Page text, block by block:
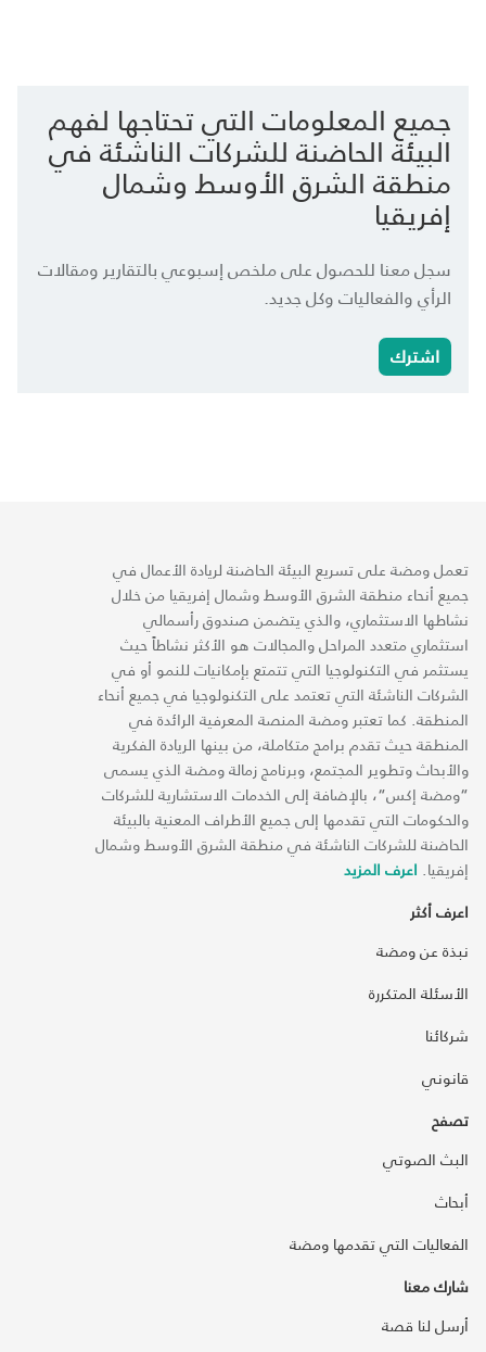
جميع المعلومات التي تحتاجها لفهم
البيئة الحاضنة للشركات الناشئة في
منطقة الشرق الأوسط وشمال
إفريقيا
سجل معنا للحصول على ملخص إسبوعي بالتقارير ومقالات
الرأي والفعاليات وكل جديد.
اشترك
تعمل ومضة على تسريع البيئة الحاضنة لريادة الأعمال في
جميع أنحاء منطقة الشرق الأوسط وشمال إفريقيا من خلال
نشاطها الاستثماري، والذي يتضمن صندوق رأسمالي
استثماري متعدد المراحل والمجالات هو الأكثر نشاطاً حيث
يستثمر في التكنولوجيا التي تتمتع بإمكانيات للنمو أو في
الشركات الناشئة التي تعتمد على التكنولوجيا في جميع أنحاء
المنطقة. كما تعتبر ومضة المنصة المعرفية الرائدة في
المنطقة حيث تقدم برامج متكاملة، من بينها الريادة الفكرية
والأبحاث وتطوير المجتمع، وبرنامج زمالة ومضة الذي يسمى
“ومضة إكس“، بالإضافة إلى الخدمات الاستشارية للشركات
والحكومات التي تقدمها إلى جميع الأطراف المعنية بالبيئة
الحاضنة للشركات الناشئة في منطقة الشرق الأوسط وشمال
إفريقيا. اعرف المزيد
اعرف أكثر
نبذة عن ومضة
الأسئلة المتكررة
شركائنا
قانوني
تصفح
البث الصوتي
أبحاث
الفعاليات التي تقدمها ومضة
شارك معنا
أرسل لنا قصة